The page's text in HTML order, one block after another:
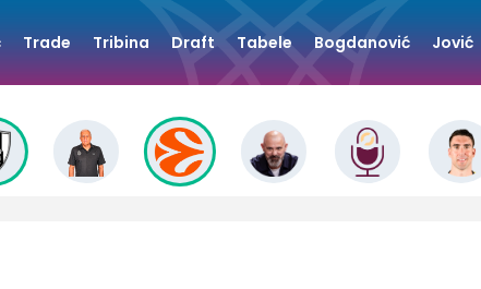
Trade Tribina Draft Tabele Bogdanović Jović